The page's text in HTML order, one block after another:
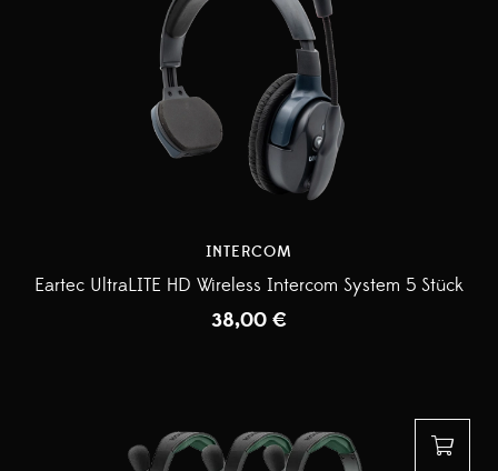
INTERCOM
Eartec UltraLITE HD Wireless Intercom System 5 Stück
38,00 €